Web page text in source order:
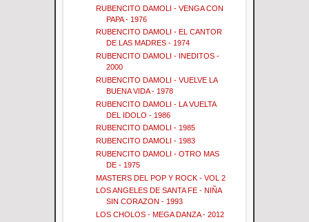
RUBENCITO DAMOLI - VENGA CON
PAPA - 1976
RUBENCITO DAMOLI - EL CANTOR
DE LAS MADRES - 1974
RUBENCITO DAMOLI - INEDITOS -
2000
RUBENCITO DAMOLI - VUELVE LA
BUENA VIDA - 1978
RUBENCITO DAMOLI - LA VUELTA
DEL IDOLO - 1986
RUBENCITO DAMOLI - 1985
RUBENCITO DAMOLI - 1983
RUBENCITO DAMOLI - OTRO MAS
DE - 1975
MASTERS DEL POP Y ROCK - VOL 2
LOS ANGELES DE SANTA FE - NIÑA
SIN CORAZON - 1993
LOS CHOLOS - MEGA DANZA - 2012